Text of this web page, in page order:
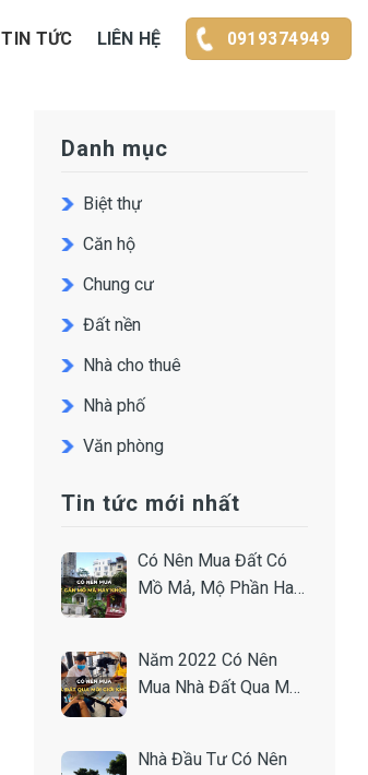
TIN TỨC LIÊN HỆ 0919374949
Danh mục
Biệt thự
Căn hộ
Chung cư
Đất nền
Nhà cho thuê
Nhà phố
Văn phòng
Tin tức mới nhất
Có Nên Mua Đất Có
Mồ Mả, Mộ Phần Hay
Năm 2022 Có Nên
Mua Nhà Đất Qua Môi
Nhà Đầu Tư Có Nên